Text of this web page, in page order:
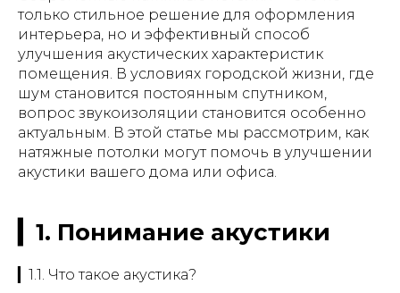
только стильное решение для оформления
интерьера, но и эффективный способ
улучшения акустических характеристик
помещения. В условиях городской жизни, где
шум становится постоянным спутником,
вопрос звукоизоляции становится особенно
актуальным. В этой статье мы рассмотрим, как
натяжные потолки могут помочь в улучшении
акустики вашего дома или офиса.
▎1. Понимание акустики
▎1.1. Что такое акустика?